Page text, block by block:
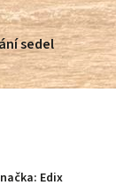
sedel
Edix